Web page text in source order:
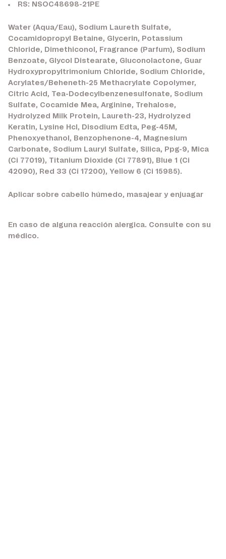
RS: NSOC48698-21PE
Water (Aqua/Eau), Sodium Laureth Sulfate,
Cocamidopropyl Betaine, Glycerin, Potassium
Chloride, Dimethiconol, Fragrance (Parfum), Sodium
Benzoate, Glycol Distearate, Gluconolactone, Guar
Hydroxypropyltrimonium Chloride, Sodium Chloride,
Acrylates/Beheneth-25 Methacrylate Copolymer,
Citric Acid, Tea-Dodecylbenzenesulfonate, Sodium
Sulfate, Cocamide Mea, Arginine, Trehalose,
Hydrolyzed Milk Protein, Laureth-23, Hydrolyzed
Keratin, Lysine Hcl, Disodium Edta, Peg-45M,
Phenoxyethanol, Benzophenone-4, Magnesium
Carbonate, Sodium Lauryl Sulfate, Silica, Ppg-9, Mica
(Ci 77019), Titanium Dioxide (Ci 77891), Blue 1 (Ci
42090), Red 33 (Ci 17200), Yellow 6 (Ci 15985).
Aplicar sobre cabello húmedo, masajear y enjuagar
En caso de alguna reacción alergica. Consulte con su
médico.